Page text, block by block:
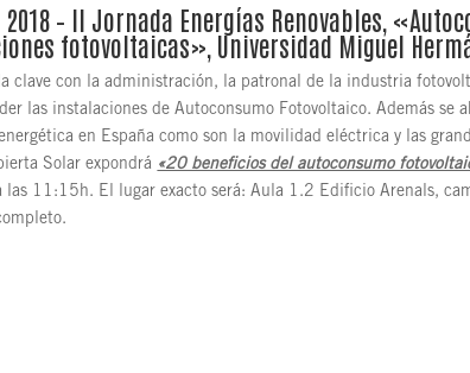
– II Jornada Energías Renovables ,
fotovoltaicas», Universidad Miguel
clave con la administración, la patronal de la industria
las instalaciones de Autoconsumo Fotovoltaico. Además se
en España como son la movilidad eléctrica y las
Solar expondrá «20 beneficios del autoconsumo
las 11:15h. El lugar exacto será: Aula 1.2 Edificio Arenals,